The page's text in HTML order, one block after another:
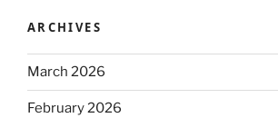
ARCHIVES
March 2026
February 2026